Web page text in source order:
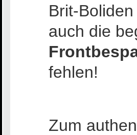
Brit-
auch die
fehlen!
Zum